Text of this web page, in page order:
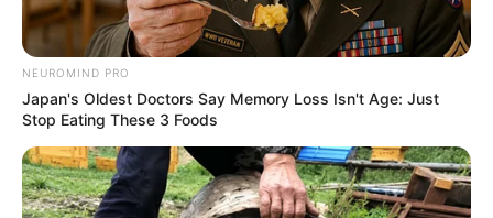
NEUROMIND PRO
Japan's Oldest Doctors Say Memory Loss Isn't Age: Just
Stop Eating These 3 Foods